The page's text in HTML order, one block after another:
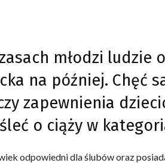
młodzi ludzie
na później. Chęć
zapewnienia
o ciąży w
odpowiedni dla ślubów oraz